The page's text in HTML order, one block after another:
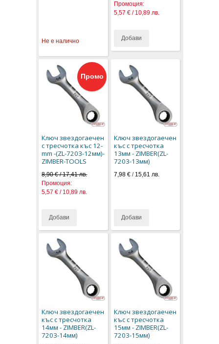
Не е налично
Промоция:
5,57 € / 10,89 лв.
Добави
Промо
Ключ звездогаечен
с тресчотка къс 12-
mm -(ZL-7203-12мм)-
ZIMBER-TOOLS
8,90 € / 17,41 лв.
Промоция:
5,57 € / 10,89 лв.
Добави
Ключ звездогаечен
къс с тресчотка
13мм - ZIMBER(ZL-
7203-13мм)
7,98 €/ 15,61 лв.
Добави
Ключ звездогаечен
къс с тресчотка
14мм - ZIMBER(ZL-
7203-14мм)
Ключ звездогаечен
къс с тресчотка
15мм - ZIMBER(ZL-
7203-15мм)